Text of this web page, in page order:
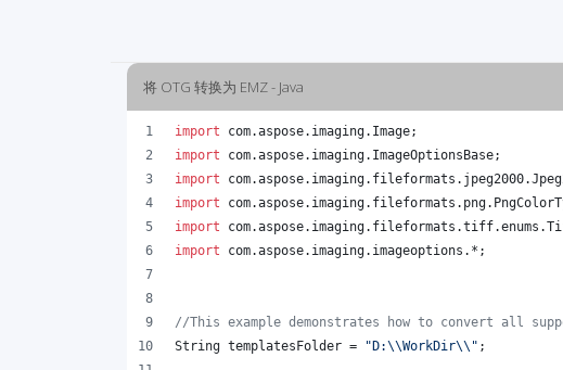
将 OTG 转换为 EMZ - Java
import com.aspose. imaging. Image;
import
com.aspose. imaging. ImageOptionsBase;
import
com.aspose. imaging. fileformats . jpeg2000.
import
com.aspose. imaging. fileformats . png.
import
com.aspose. imaging. fileformats .tiff.enums .
import
com.aspose. imaging. imageoptions .*;
//This example demonstrates how to convert all
String templatesFolder = "D:\\WorkDir\\ " ;